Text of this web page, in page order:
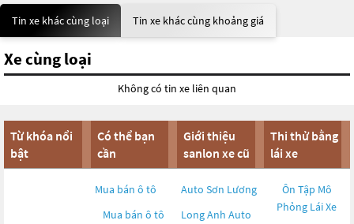
Tin xe khác cùng loại Tin xe khác cùng khoảng giá
Xe cùng loại
Không có tin xe liên quan
Từ khóa nổi
bật
Có thể bạn
cần
Mua bán ô tô
Mua bán ô tô
Giới thiệu
sanlon xe cũ
Auto Sơn Lương
Long Anh Auto
Thi thử bằng
lái xe
Ôn Tập Mô
Phỏng Lái Xe